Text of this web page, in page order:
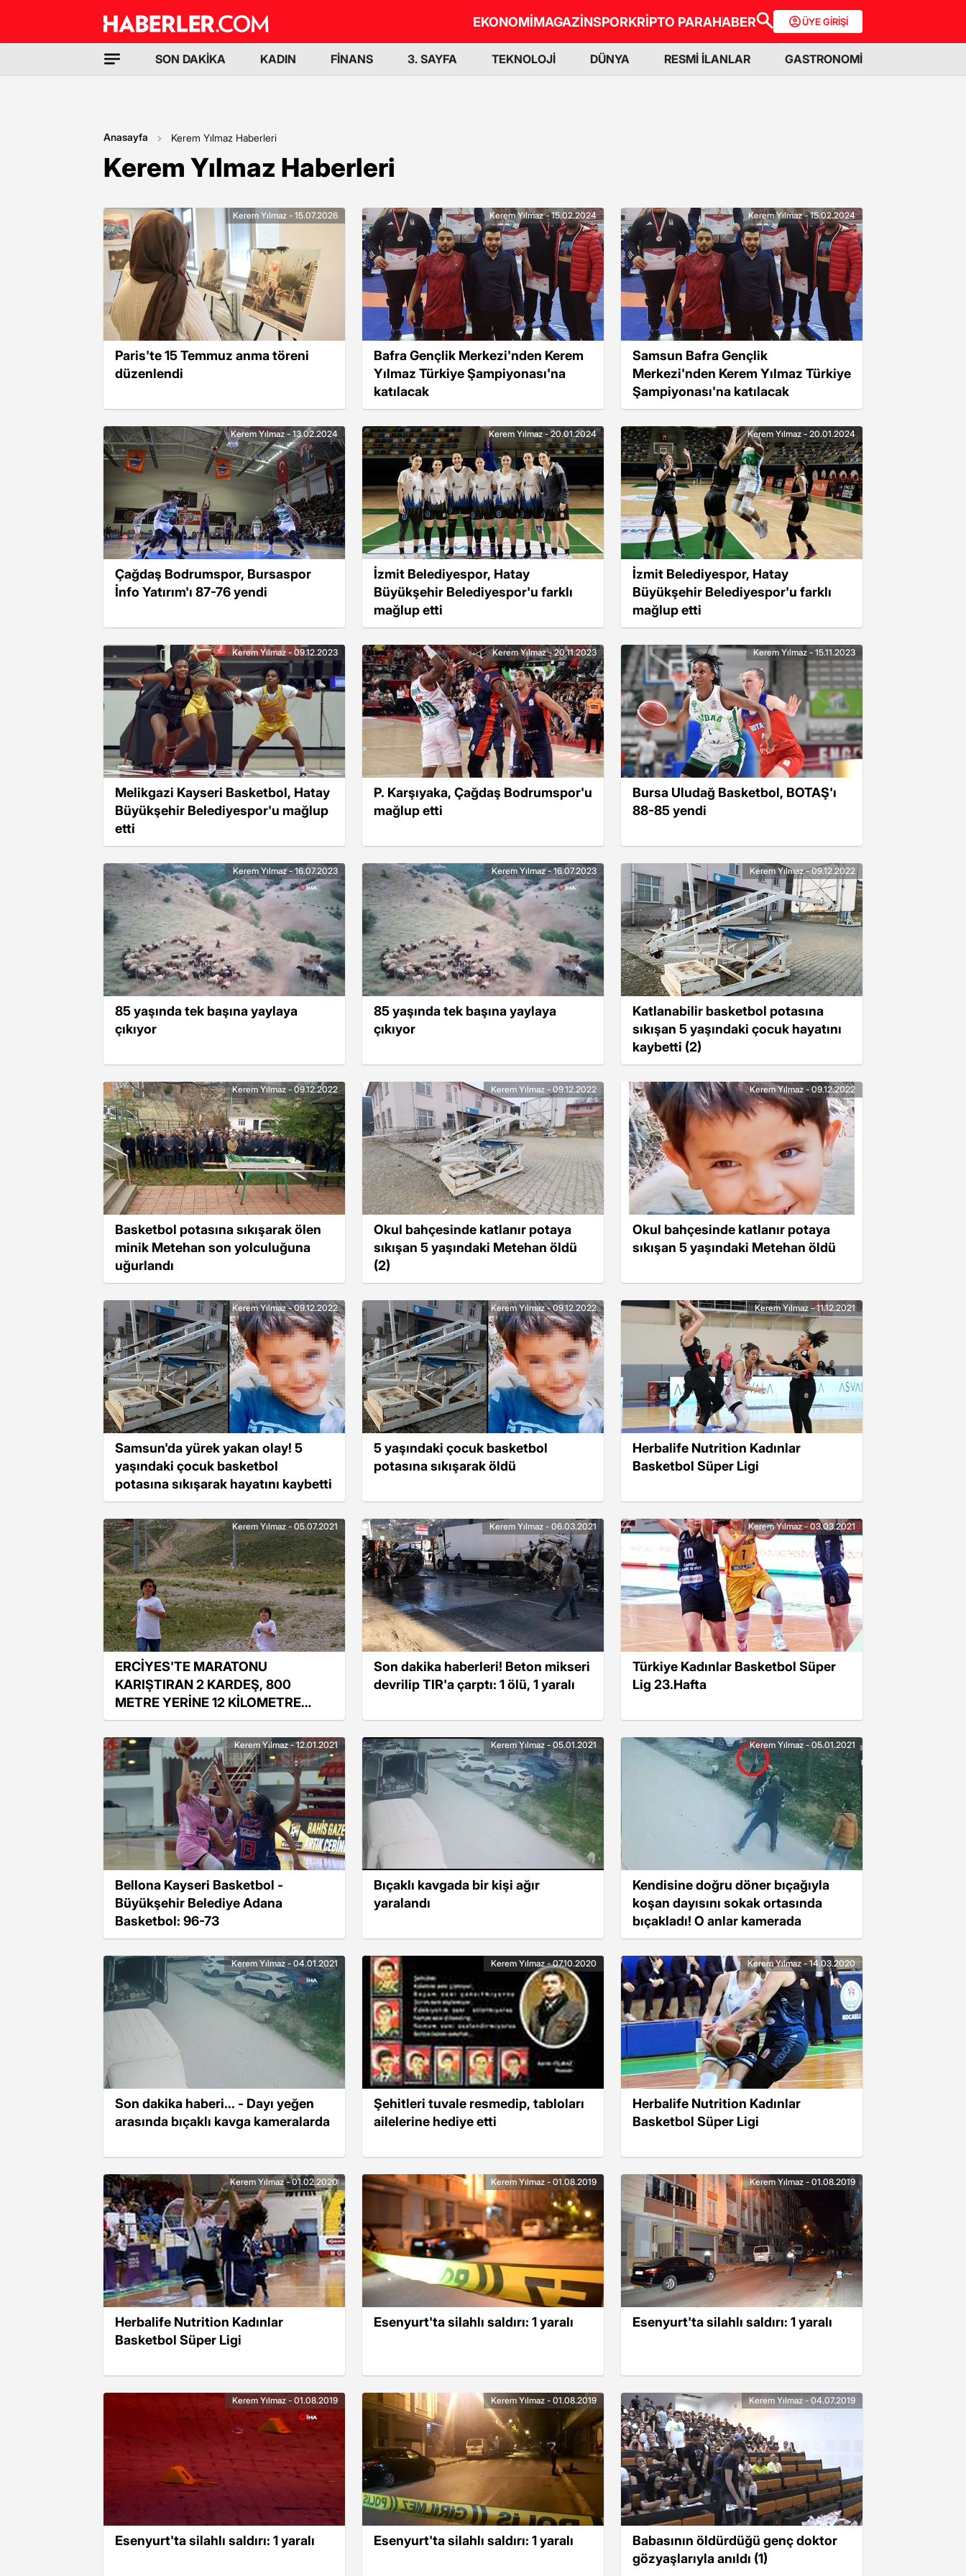
EKONOMİMAGAZİNSPORKRİPTO PARAHABER ÜYE GİRİŞİ
SON DAKİKA KADIN FİNANS 3. SAYFA TEKNOLOJİ DÜNYA RESMİ İLANLAR GASTRONOMİ
Anasayfa Kerem Yılmaz Haberleri
Kerem Yılmaz Haberleri
Paris'te 15 Temmuz anma töreni
düzenlendi
Kerem Yılmaz - 15.07.2026
Bafra Gençlik Merkezi'nden Kerem
Yılmaz Türkiye Şampiyonası'na
katılacak
Kerem Yılmaz - 15.02.2024
Samsun Bafra Gençlik
Merkezi'nden Kerem Yılmaz Türkiye
Şampiyonası'na katılacak
Kerem Yılmaz - 15.02.2024
Çağdaş Bodrumspor, Bursaspor
İnfo Yatırım'ı 87-76 yendi
Kerem Yılmaz - 13.02.2024
İzmit Belediyespor, Hatay
Büyükşehir Belediyespor'u farklı
mağlup etti
Kerem Yılmaz - 20.01.2024
İzmit Belediyespor, Hatay
Büyükşehir Belediyespor'u farklı
mağlup etti
Kerem Yılmaz - 20.01.2024
Melikgazi Kayseri Basketbol, Hatay
Büyükşehir Belediyespor'u mağlup
etti
Kerem Yılmaz - 09.12.2023
P. Karşıyaka, Çağdaş Bodrumspor'u
mağlup etti
Kerem Yılmaz - 20.11.2023
Bursa Uludağ Basketbol, BOTAŞ'ı
88-85 yendi
Kerem Yılmaz - 15.11.2023
85 yaşında tek başına yaylaya
çıkıyor
Kerem Yılmaz - 16.07.2023
85 yaşında tek başına yaylaya
çıkıyor
Kerem Yılmaz - 16.07.2023
Katlanabilir basketbol potasına
sıkışan 5 yaşındaki çocuk hayatını
kaybetti (2)
Kerem Yılmaz - 09.12.2022
Basketbol potasına sıkışarak ölen
minik Metehan son yolculuğuna
uğurlandı
Kerem Yılmaz - 09.12.2022
Okul bahçesinde katlanır potaya
sıkışan 5 yaşındaki Metehan öldü
(2)
Kerem Yılmaz - 09.12.2022
Okul bahçesinde katlanır potaya
sıkışan 5 yaşındaki Metehan öldü
Kerem Yılmaz - 09.12.2022
Samsun'da yürek yakan olay! 5
yaşındaki çocuk basketbol
potasına sıkışarak hayatını kaybetti
Kerem Yılmaz - 09.12.2022
5 yaşındaki çocuk basketbol
potasına sıkışarak öldü
Kerem Yılmaz - 09.12.2022
Herbalife Nutrition Kadınlar
Basketbol Süper Ligi
Kerem Yılmaz - 11.12.2021
ERCİYES'TE MARATONU
KARIŞTIRAN 2 KARDEŞ, 800
METRE YERİNE 12 KİLOMETRE
KOŞTU
Kerem Yılmaz - 05.07.2021
Son dakika haberleri! Beton mikseri
devrilip TIR'a çarptı: 1 ölü, 1 yaralı
Kerem Yılmaz - 06.03.2021
Türkiye Kadınlar Basketbol Süper
Lig 23.Hafta
Kerem Yılmaz - 03.03.2021
Bellona Kayseri Basketbol -
Büyükşehir Belediye Adana
Basketbol: 96-73
Kerem Yılmaz - 12.01.2021
Bıçaklı kavgada bir kişi ağır
yaralandı
Kerem Yılmaz - 05.01.2021
Kendisine doğru döner bıçağıyla
koşan dayısını sokak ortasında
bıçakladı! O anlar kamerada
Kerem Yılmaz - 05.01.2021
Son dakika haberi... - Dayı yeğen
arasında bıçaklı kavga kameralarda
Kerem Yılmaz - 04.01.2021
Şehitleri tuvale resmedip, tabloları
ailelerine hediye etti
Kerem Yılmaz - 07.10.2020
Herbalife Nutrition Kadınlar
Basketbol Süper Ligi
Kerem Yılmaz - 14.03.2020
Herbalife Nutrition Kadınlar
Basketbol Süper Ligi
Kerem Yılmaz - 01.02.2020
Esenyurt'ta silahlı saldırı: 1 yaralı
Kerem Yılmaz - 01.08.2019
Esenyurt'ta silahlı saldırı: 1 yaralı
Kerem Yılmaz - 01.08.2019
Esenyurt'ta silahlı saldırı: 1 yaralı
Kerem Yılmaz - 01.08.2019
Esenyurt'ta silahlı saldırı: 1 yaralı
Kerem Yılmaz - 01.08.2019
Babasının öldürdüğü genç doktor
gözyaşlarıyla anıldı (1)
Kerem Yılmaz - 04.07.2019